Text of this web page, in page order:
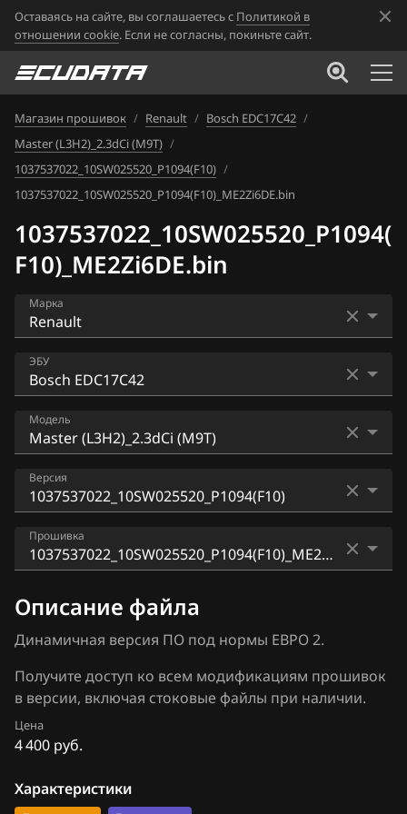
Оставаясь на сайте, вы соглашаетесь с Политикой в
отношении cookie. Если не согласны, покиньте сайт.
Магазин прошивок / Renault / Bosch EDC17C42 /
Master (L3H2)_2.3dCi (M9T) /
1037537022_10SW025520_P1094(F10) /
1037537022_10SW025520_P1094(F10)_ME2Zi6DE.bin
1037537022_10SW025520_P1094(
F10)_ME2Zi6DE.bin
Марка
Acura
Alfa Romeo
ATLAS
BAIC
BAW
Bentley
BMW
Brilliance
BYD
Cadillac
Changan
Chenglong
ЭБУ
Bosch EDC16CP33
Bosch EDC17C11
Bosch EDC17C42
Bosch MD1CS006
Bosch MD1CS016
Hitachi SH70xx
Hitachi SH7253xx
Sagem S3000
Siemens EMS 3110
Модель
Clio 1.5 dCi_(K9K 608)
Logan 1.5 dCi_(K9K 608)
Master (L3H2)_2.3dCi (M9T)
Trafic_III (L1H1)_1.6dCi (R9M)
Версия
1037525108_1037534062_1095(720)
1037537022_10SW025520_P1094(F10)
Прошивка
bin
1037537022_10SW025520_P1094(F10)_SE3Z6D.bin
1037537022_10SW025520_P1094(F10)_SE5.bin
Описание файла
Динамичная версия ПО под нормы ЕВРО 2.
Получите доступ ко всем модификациям прошивок
в версии, включая стоковые файлы при наличии.
Цена
4 400 руб.
Характеристики